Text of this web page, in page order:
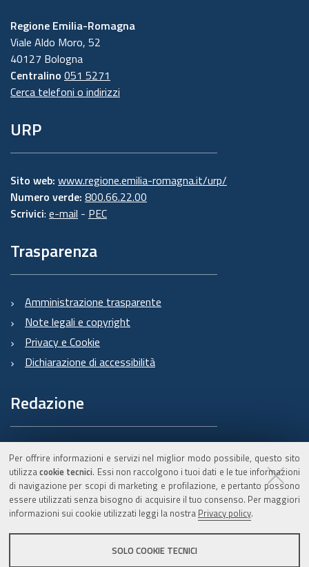
Per offrire informazioni e servizi nel miglior modo possibile, questo sito
utilizzacookie tecnici. Essi non raccolgono i tuoi dati e le tue informazioni
di navigazione per scopi di marketing e profilazione, e pertanto possono
essere utilizzati senza bisogno di acquisire il tuo consenso. Per maggiori
informazioni sui cookie utilizzati leggi la nostra Privacy policy.
SOLO COOKIE TECNICI
Regione Emilia-Romagna
Viale Aldo Moro, 52
40127 Bologna
Centralino 051 5271
Cerca telefoni o indirizzi
URP
Sito web: www.regione.emilia-romagna.it/urp/
Numero verde: 800.66.22.00
Scrivici: e-mail - PEC
Trasparenza
Amministrazione trasparente
Note legali e copyright
Privacy e Cookie
Dichiarazione di accessibilità
Redazione
Informazioni sul Burert
e contatti
C.F. 800.625.903.79